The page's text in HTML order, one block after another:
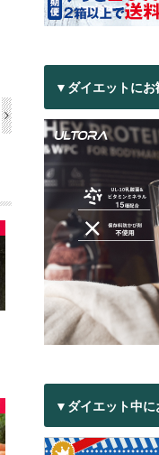
▼ダイエットにお
▼ダイエット中に